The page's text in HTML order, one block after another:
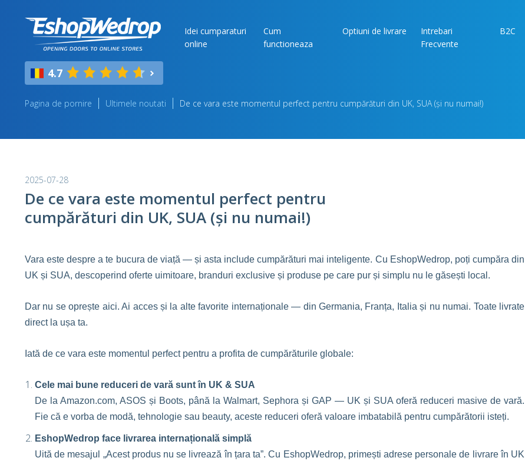
Idei cumparaturi
online
Cum
functioneaza
Optiuni de livrare
Intrebari
Frecvente
B2C
4.7
Pagina de pornire Ultimele noutati De ce vara este momentul perfect pentru cumpărături din UK, SUA (și nu numai!)
2025-07-28
De ce vara este momentul perfect pentru
cumpărături din UK, SUA (și nu numai!)
Vara este despre a te bucura de viață — și asta include cumpărături mai inteligente. Cu EshopWedrop, poți cumpăra din
UK și SUA, descoperind oferte uimitoare, branduri exclusive și produse pe care pur și simplu nu le găsești local.
Dar nu se oprește aici. Ai acces și la alte favorite internaționale — din Germania, Franța, Italia și nu numai. Toate livrate
direct la ușa ta.
Iată de ce vara este momentul perfect pentru a profita de cumpărăturile globale:
Cele mai bune reduceri de vară sunt în UK & SUA
De la Amazon.com, ASOS și Boots, până la Walmart, Sephora și GAP — UK și SUA oferă reduceri masive de vară.
Fie că e vorba de modă, tehnologie sau beauty, aceste reduceri oferă valoare imbatabilă pentru cumpărătorii isteți.
EshopWedrop face livrarea internațională simplă
Uită de mesajul „Acest produs nu se livrează în țara ta”. Cu EshopWedrop, primești adrese personale de livrare în UK